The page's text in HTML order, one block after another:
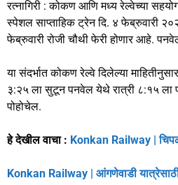
c
e
b
o
o
st
o
o
ai
l
ar
e
रत्नागिरी : कोकण आणि मध्य रेल्वेच्या
स्पेशल साप्ताहिक ट्रेन दि. ४ फेब्रुवारी
फेब्रुवारी रोजी चौथी फेरी होणार आहे.
या संदर्भात कोकण रेल्वे दिलेल्या
३:२५ ला सुटून पनवेल येथे रात्री ८:१५ ला
पोहोचेल.
हे देखील वाचा : Konkan Railway |
Konkan Railway | आंगणेवाडी यात्रेसाठी